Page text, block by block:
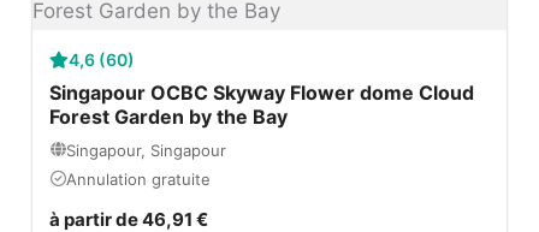
4,6 (60)
Singapour OCBC Skyway Flower dome Cloud
Forest Garden by the Bay
Singapour, Singapour
Annulation gratuite
à partir de 46,91 €